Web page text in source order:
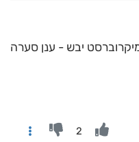
יבש - ענן סערה
2